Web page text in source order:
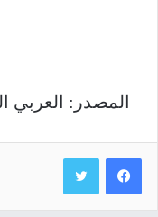
المصدر: العربي